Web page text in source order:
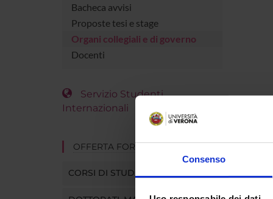
Consenso
Bacheca avvisi
Proposte tesi e stage
Organi collegiali e di governo
Docenti
Servizio Studenti
Internazionali
OFFERTA FORMATIVA
CORSI DI STUDIO